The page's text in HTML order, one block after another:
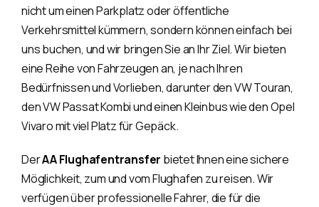
nicht um einen Parkplatz oder öffentliche
Verkehrsmittel kümmern, sondern können einfach bei
uns buchen, und wir bringen Sie an Ihr Ziel. Wir bieten
eine Reihe von Fahrzeugen an, je nach Ihren
Bedürfnissen und Vorlieben, darunter den VW Touran,
den VW Passat Kombi und einen Kleinbus wie den Opel
Vivaro mit viel Platz für Gepäck.
DerAA Flughafentransfer bietet Ihnen eine sichere
Möglichkeit, zum und vom Flughafen zu reisen. Wir
verfügen über professionelle Fahrer, die für die